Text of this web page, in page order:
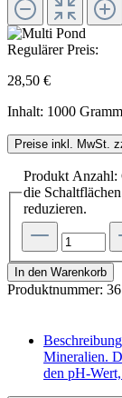
Regulärer Preis:
28,50 €
Inhalt: 1000 Gramm
Preise inkl. MwSt.
Produkt Anzahl:
die
reduzieren.
In den Warenkorb
Produktnummer:
Beschreibung
Mineralien.
den pH-